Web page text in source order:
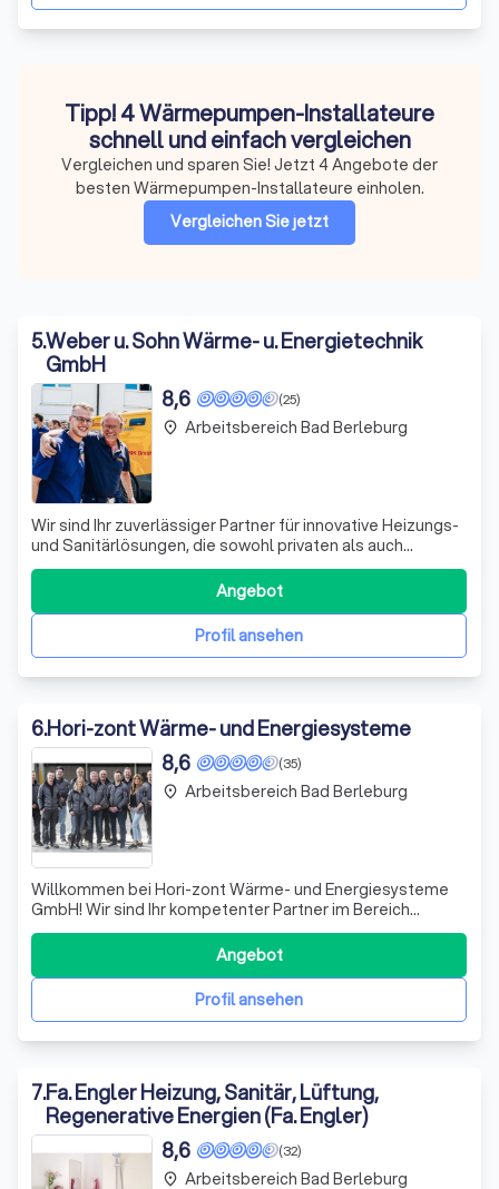
Tipp! 4 Wärmepumpen-Installateure
schnell und einfach vergleichen
Vergleichen und sparen Sie! Jetzt 4 Angebote der
besten Wärmepumpen-Installateure einholen.
Vergleichen Sie jetzt
5.Weber u. Sohn Wärme- u. Energietechnik
GmbH
(25)
8,6
Wir sind Ihr zuverlässiger Partner für innovative Heizungs-
und Sanitärlösungen, die sowohl privaten als auch
gewerblichen und kommunalen Bauherren Vertrauen
schenken. Gemeinsam mit Ihnen planen wir Neubauten
und Sanierungen, um optimale Lösungen für Ihre
gebäudetechnischen Bedürfnisse zu finden. Un
Profil ansehen
Angebot
place Arbeitsbereich Bad Berleburg
6.Hori-zont Wärme- und Energiesysteme
(35)
8,6
Willkommen bei Hori-zont Wärme- und Energiesysteme
GmbH! Wir sind Ihr kompetenter Partner im Bereich
Heizungsbau und Installateurhandwerk. Mit Leidenschaft
und Expertise setzen wir uns dafür ein, Ihnen
maßgeschneiderte Lösungen für Ihre Wärme- und
Energiesysteme zu bieten. Unser Team, unter der Leit
Profil ansehen
Angebot
place Arbeitsbereich Bad Berleburg
7.Fa. Engler Heizung, Sanitär, Lüftung,
Regenerative Energien (Fa. Engler)
(32)
8,6
place Arbeitsbereich Bad Berleburg